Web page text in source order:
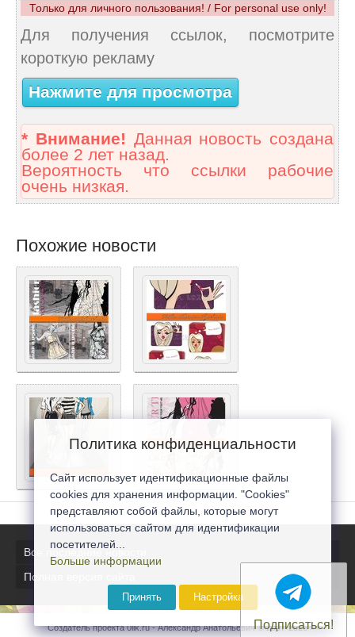
Только для личного пользования! / For personal use only!
Для получения ссылок, посмотрите
короткую рекламу
Нажмите для просмотра
* Внимание! Данная новость создана
более 2 лет назад.
Вероятность что ссылки рабочие
очень низкая.
Похожие новости
Все последние новости
Полная версия сайта
Создатель проекта 0lik.ru - Александр Анатольевич © 2007-2026
Подписаться!
Политика конфиденциальности
Сайт использует идентификационные файлы
cookies для хранения информации. "Cookies"
представляют собой файлы, которые могут
использоваться сайтом для идентификации
посетителей...
Больше информации
Принять Настройка